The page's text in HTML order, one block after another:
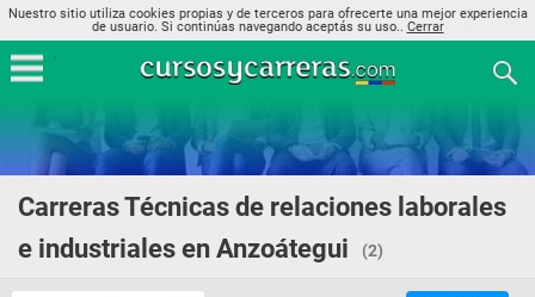
Nuestro sitio utiliza cookies propias y de terceros para ofrecerte una mejor experiencia
de usuario. Si continúas navegando aceptás su uso.. Cerrar
Carreras Técnicas de relaciones laborales
e industriales en Anzoátegui
(2)